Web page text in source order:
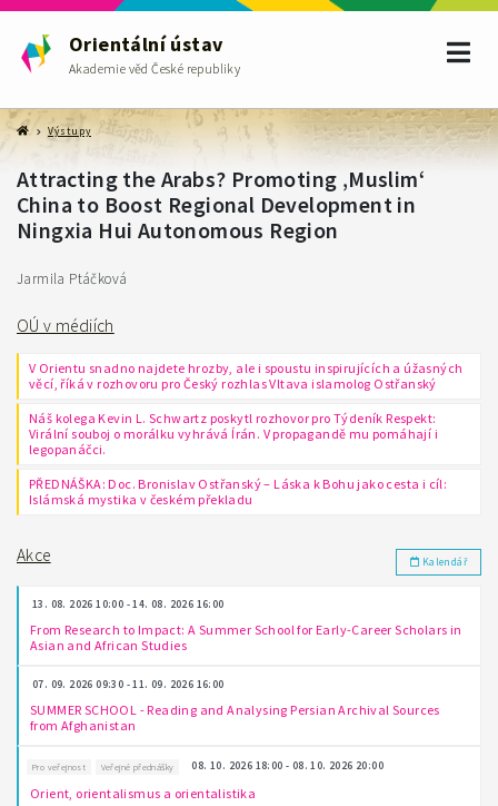
Orientální ústav
Akademie věd České republiky
OÚ v médiích
V Orientu snadno najdete hrozby, ale i spoustu inspirujících a úžasných
věcí, říká v rozhovoru pro Český rozhlas Vltava islamolog Ostřanský
Náš kolega Kevin L. Schwartz poskytl rozhovor pro Týdeník Respekt:
Virální souboj o morálku vyhrává Írán. V propagandě mu pomáhají i
legopanáčci.
PŘEDNÁŠKA: Doc. Bronislav Ostřanský – Láska k Bohu jako cesta i cíl:
Islámská mystika v českém překladu
Akce Kalendář
13. 08. 2026 10:00 - 14. 08. 2026 16:00
From Research to Impact: A Summer School for Early-Career Scholars in
Asian and African Studies
07. 09. 2026 09:30 - 11. 09. 2026 16:00
SUMMER SCHOOL - Reading and Analysing Persian Archival Sources
from Afghanistan
Pro veřejnost Veřejné přednášky 08. 10. 2026 18:00 - 08. 10. 2026 20:00
Orient, orientalismus a orientalistika
Výstupy
Attracting the Arabs? Promoting ‚Muslim‘
China to Boost Regional Development in
Ningxia Hui Autonomous Region
Jarmila Ptáčková